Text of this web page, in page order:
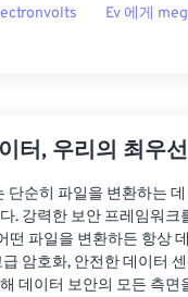
Ev 에게
터, 우리의 최우
단순히 파일을 변환하는
. 강력한 보안 프레임워크
떤 파일을 변환하든 항상
암호화, 안전한 데이터
데이터 보안의 모든 측면